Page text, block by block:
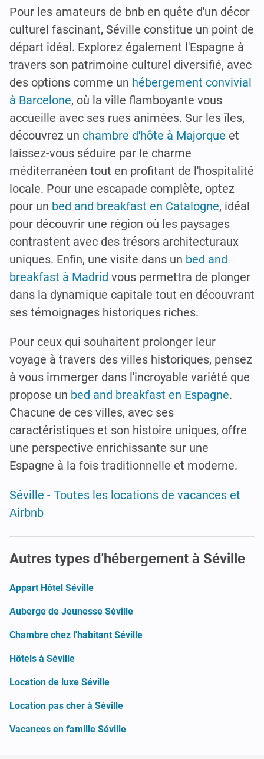
Pour les amateurs de bnb en quête d'un décor
culturel fascinant, Séville constitue un point de
départ idéal. Explorez également l'Espagne à
travers son patrimoine culturel diversifié, avec
des options comme un hébergement convivial
à Barcelone, où la ville flamboyante vous
accueille avec ses rues animées. Sur les îles,
découvrez un chambre d'hôte à Majorque et
laissez-vous séduire par le charme
méditerranéen tout en profitant de l'hospitalité
locale. Pour une escapade complète, optez
pour un bed and breakfast en Catalogne, idéal
pour découvrir une région où les paysages
contrastent avec des trésors architecturaux
uniques. Enfin, une visite dans un bed and
breakfast à Madrid vous permettra de plonger
dans la dynamique capitale tout en découvrant
ses témoignages historiques riches.
Pour ceux qui souhaitent prolonger leur
voyage à travers des villes historiques, pensez
à vous immerger dans l'incroyable variété que
propose un bed and breakfast en Espagne.
Chacune de ces villes, avec ses
caractéristiques et son histoire uniques, offre
une perspective enrichissante sur une
Espagne à la fois traditionnelle et moderne.
Séville - Toutes les locations de vacances et
Airbnb
Autres types d'hébergement à Séville
Appart Hôtel Séville
Auberge de Jeunesse Séville
Chambre chez l'habitant Séville
Hôtels à Séville
Location de luxe Séville
Location pas cher à Séville
Vacances en famille Séville